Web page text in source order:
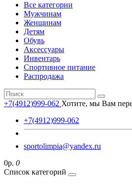
Все категории
Мужчинам
Женщинам
Детям
Обувь
Аксессуары
Инвентарь
Спортивное питание
Распродажа
+7(4912)999-062 Хотите, мы Вам
+7(4912)999-062
sportolimpia@yandex.ru
0р. 0
Список категорий